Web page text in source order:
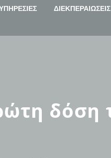
ΔΙΕΚΠΕΡΑΙΩΣΕΙΣ
δόση